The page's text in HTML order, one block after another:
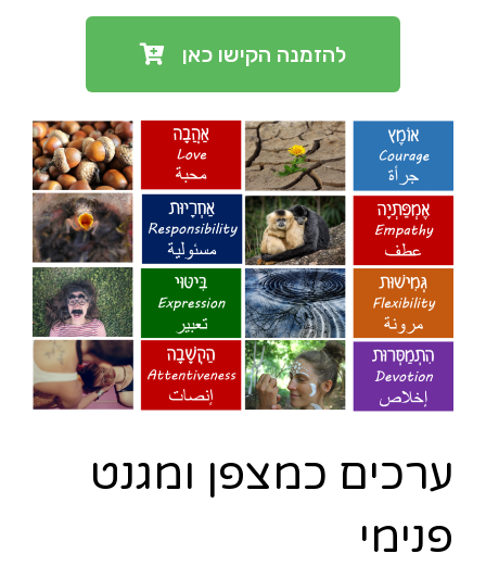
להזמנה הקישו כאן
ערכים כמצפן ומגנט
פנימי